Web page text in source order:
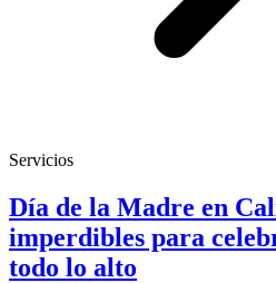
Servicios
Día de la Madre en
imperdibles para
todo lo alto